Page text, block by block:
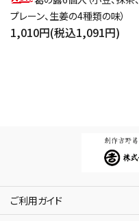
プレーン、生姜の4種類の味）
1,010円(税込1,091円)
ご利用ガイド